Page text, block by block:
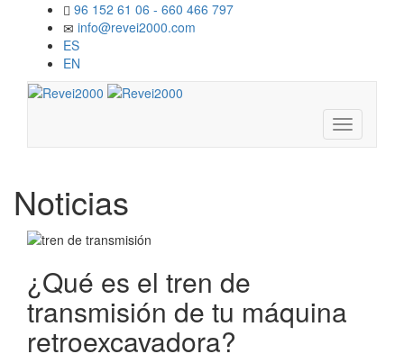
96 152 61 06 - 660 466 797
info@revei2000.com
ES
EN
móvil
Noticias
¿Qué es el tren de
transmisión de tu máquina
retroexcavadora?